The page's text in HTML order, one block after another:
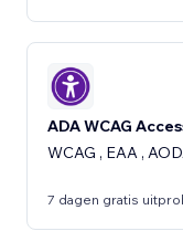
ADA WCAG
WCAG , EAA ,
7 dagen gratis